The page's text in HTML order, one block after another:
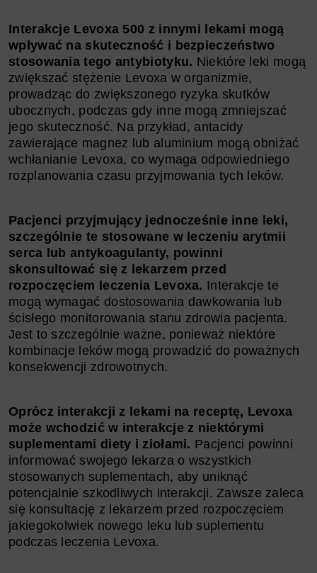
Interakcje Levoxa 500 z innymi lekami mogą
wpływać na skuteczność i bezpieczeństwo
stosowania tego antybiotyku. Niektóre leki mogą
zwiększać stężenie Levoxa w organizmie,
prowadząc do zwiększonego ryzyka skutków
ubocznych, podczas gdy inne mogą zmniejszać
jego skuteczność. Na przykład, antacidy
zawierające magnez lub aluminium mogą obniżać
wchłanianie Levoxa, co wymaga odpowiedniego
rozplanowania czasu przyjmowania tych leków.
Pacjenci przyjmujący jednocześnie inne leki,
szczególnie te stosowane w leczeniu arytmii
serca lub antykoagulanty, powinni
skonsultować się z lekarzem przed
rozpoczęciem leczenia Levoxa. Interakcje te
mogą wymagać dostosowania dawkowania lub
ścisłego monitorowania stanu zdrowia pacjenta.
Jest to szczególnie ważne, ponieważ niektóre
kombinacje leków mogą prowadzić do poważnych
konsekwencji zdrowotnych.
Oprócz interakcji z lekami na receptę, Levoxa
może wchodzić w interakcje z niektórymi
suplementami diety i ziołami. Pacjenci powinni
informować swojego lekarza o wszystkich
stosowanych suplementach, aby uniknąć
potencjalnie szkodliwych interakcji. Zawsze zaleca
się konsultację z lekarzem przed rozpoczęciem
jakiegokolwiek nowego leku lub suplementu
podczas leczenia Levoxa.